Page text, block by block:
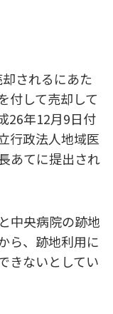
されるにあた
付して売却して
26年12月9日付
行政法人地域医
あてに提出され
中央病院の跡地
ら、跡地利用に
きないとしてい